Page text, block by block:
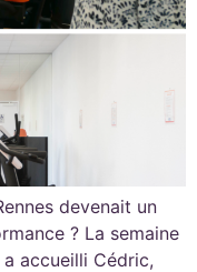
devenait un
? La semaine
accueilli Cédric,